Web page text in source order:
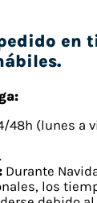
en
48h (lunes a
Durante
los